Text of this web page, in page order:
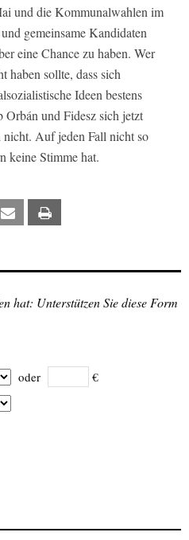
und die Kommunalwahlen im
gemeinsame Kandidaten
eine Chance zu haben. Wer
haben sollte, dass sich
Ideen bestens
Orbán und Fidesz sich jetzt
Auf jeden Fall nicht so
keine Stimme hat.
Email
hat: Unterstützen Sie diese Form
oder €